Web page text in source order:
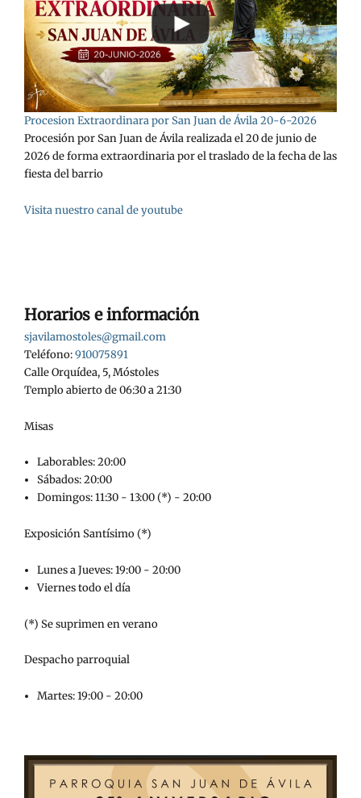
Procesion Extraordinara por San Juan de Ávila 20-6-2026
Procesión por San Juan de Ávila realizada el 20 de junio de
2026 de forma extraordinaria por el traslado de la fecha de las
fiesta del barrio
Visita nuestro canal de youtube
Horarios e información
sjavilamostoles@gmail.com
Teléfono:910075891
Calle Orquídea, 5, Móstoles
Templo abierto de 06:30 a 21:30
Misas
Laborables: 20:00
Sábados: 20:00
Domingos: 11:30 - 13:00 (*) - 20:00
Exposición Santísimo (*)
Lunes a Jueves: 19:00 - 20:00
Viernes todo el día
(*) Se suprimen en verano
Despacho parroquial
Martes: 19:00 - 20:00